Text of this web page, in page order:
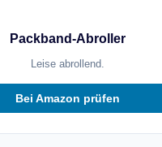
Packband-Abroller
Leise abrollend.
Bei Amazon prüfen